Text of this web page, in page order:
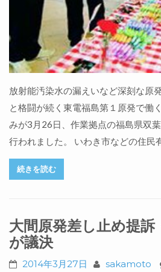
放射能汚染水の漏えいなど深刻な原
と格闘が続く東電福島第１原発で働
みが3月26日、作業拠点の福島県双
行われました。 いわき市などの住民
続きを読む
大間原発差し止め提訴
が議決
2014年3月27日 sakamoto